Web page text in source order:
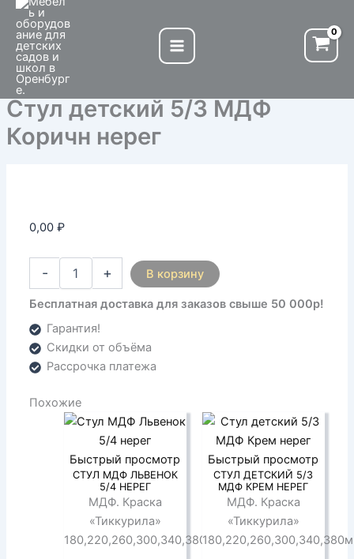
Перейти
содержимому
Стул детский 5/3 МДФ
Коричн нерег
0,00₽
-
Количество
товара
Стул
детский
5/3
МДФ
Коричн
нерег
+ В корзину
Бесплатная доставка для заказов свыше 50 000р!
Гарантия!
Скидки от объёма
Рассрочка платежа
Похожие
Быстрый просмотр
СТУЛ МДФ ЛЬВЕНОК
5/4 НЕРЕГ
МДФ. Краска
«Тиккурила»
180,220,260,300,340,380мм
Быстрый просмотр
СТУЛ ДЕТСКИЙ 5/3
МДФ КРЕМ НЕРЕГ
МДФ. Краска
«Тиккурила»